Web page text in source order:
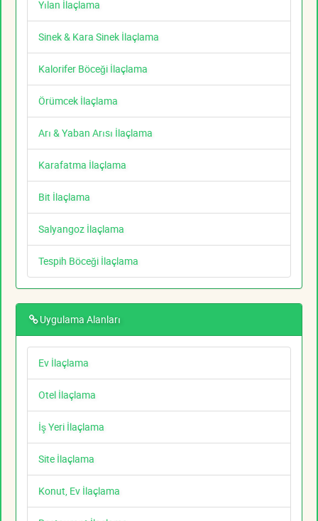
Yılan İlaçlama
Sinek & Kara Sinek İlaçlama
Kalorifer Böceği İlaçlama
Örümcek İlaçlama
Arı & Yaban Arısı İlaçlama
Karafatma İlaçlama
Bit İlaçlama
Salyangoz İlaçlama
Tespih Böceği İlaçlama
Uygulama Alanları
Ev İlaçlama
Otel İlaçlama
İş Yeri İlaçlama
Site İlaçlama
Konut, Ev İlaçlama